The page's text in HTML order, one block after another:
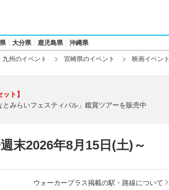
大分県 鹿児島県 沖縄県
九州のイベント 宮崎県のイベント 映画イベント
ト】
みらいフェスティバル」鑑賞ツアーを販売中
末2026年8月15日(土)～
ウォーカープラス掲載の駅・路線について